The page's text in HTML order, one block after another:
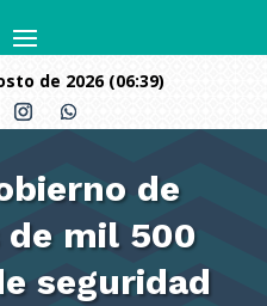
de 2026 (06:39)
de
de mil 500
seguridad